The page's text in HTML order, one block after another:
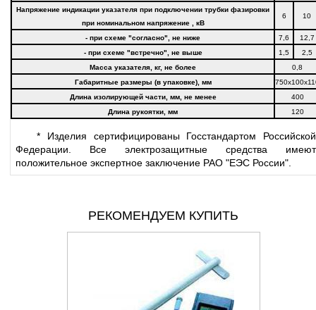
Напряжение индикации указателя при подключении трубки фазировки
при номинальном напряжение , кВ
6 10
- при схеме "согласно", не ниже 7,6
12,7
- при схеме "встречно", не выше
1,5
2,5
Масса указателя, кг, не более
0,8
Габаритные размеры (в упаковке), мм
Длина изолирующей части, мм, не менее
400
Длина рукоятки, мм
120
* Изделия сертифицированы Госстандартом Российской
Федерации. Все электрозащитные средства имеют
положительное экспертное заключение РАО "ЕЭС России".
РЕКОМЕНДУЕМ КУПИТЬ